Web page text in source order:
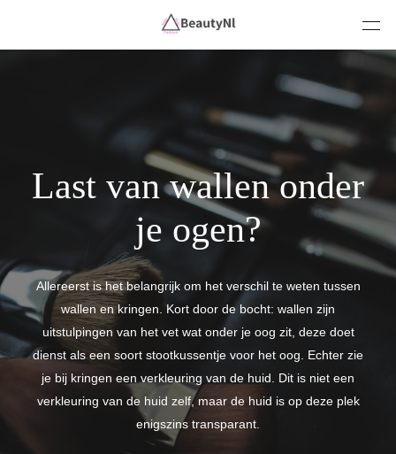
Last van wallen onder
je ogen?
Allereerst is het belangrijk om het verschil te weten tussen
wallen en kringen. Kort door de bocht: wallen zijn
uitstulpingen van het vet wat onder je oog zit, deze doet
dienst als een soort stootkussentje voor het oog. Echter zie
je bij kringen een verkleuring van de huid. Dit is niet een
verkleuring van de huid zelf, maar de huid is op deze plek
enigszins transparant.